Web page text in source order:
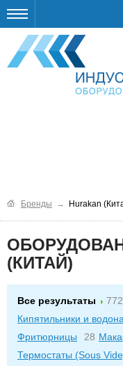
Бренды → Hurakan
(КИТАЙ)
Все результаты 772
Кипятильники и
Фритюрницы
28
Термостаты (Sous